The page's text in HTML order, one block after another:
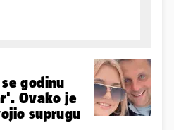
godinu
Ovako je
suprugu